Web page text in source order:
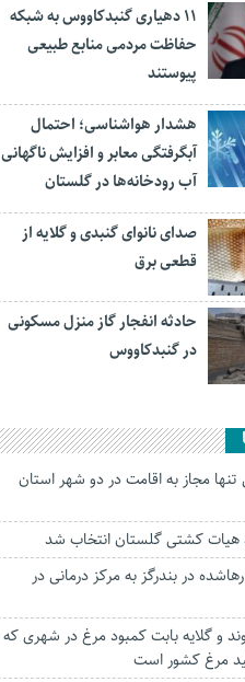
۱۱ دهیاری گنبدکاووس به شبکه
حفاظت مردمی منابع طبیعی
پیوستند
هشدار هواشناسی؛ احتمال
آبگرفتگی معابر و افزایش ناگهانی
آب رودخانه‌ها در گلستان
صدای نانوای گنبدی و گلایه از
قطعی برق
حادثه انفجار گاز منزل مسکونی
در گنبدکاووس
تنها مجاز به اقامت در دو شهر استان
کشتی گلستان‌ انتخاب شد
رهاشده در بندرگز به مرکز درمانی در
و گلایه بابت کمبود مرغ در شهری که
مرغ کشور است